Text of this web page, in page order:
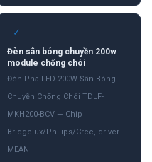
✓
Đèn sân bóng chuyền 200w
module chống chói
Đèn Pha LED 200W Sân Bóng
Chuyền Chống Chói TDLF-
MKH200-BCV — Chip
Bridgelux/Philips/Cree, driver
MEAN